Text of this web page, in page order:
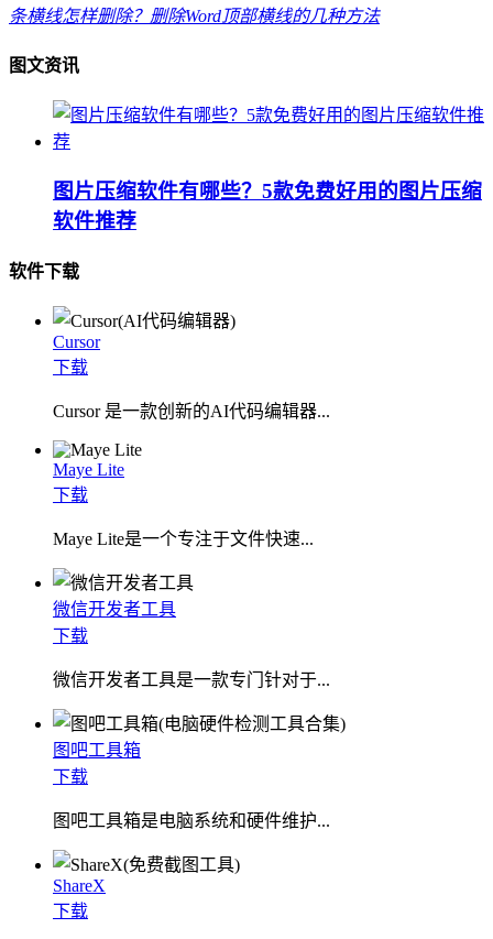
条横线怎样删除？删除Word顶部横线的几种方法
图文资讯
图片压缩软件有哪些？5款免费好用的图片压缩
软件推荐
软件下载
Cursor
下载
Cursor 是一款创新的AI代码编辑器...
Maye Lite
下载
​Maye Lite是一个专注于文件快速...
微信开发者工具
下载
微信开发者工具是一款专门针对于...
图吧工具箱
下载
图吧工具箱是电脑系统和硬件维护...
ShareX
下载